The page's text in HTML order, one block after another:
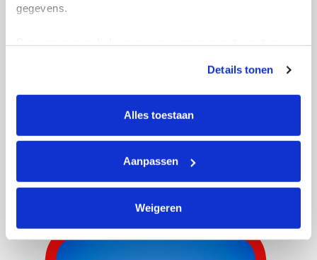
gegevens.
tonen. Je kunt je toestemming op elk moment wijzigen of
intrekken via Cookie instellingen onderaan de pagina. De
lijst met cookies is te vinden in het tabblad “details”.
Details tonen
Alles toestaan
Aanpassen
Weigeren
Actiepagina gemaakt